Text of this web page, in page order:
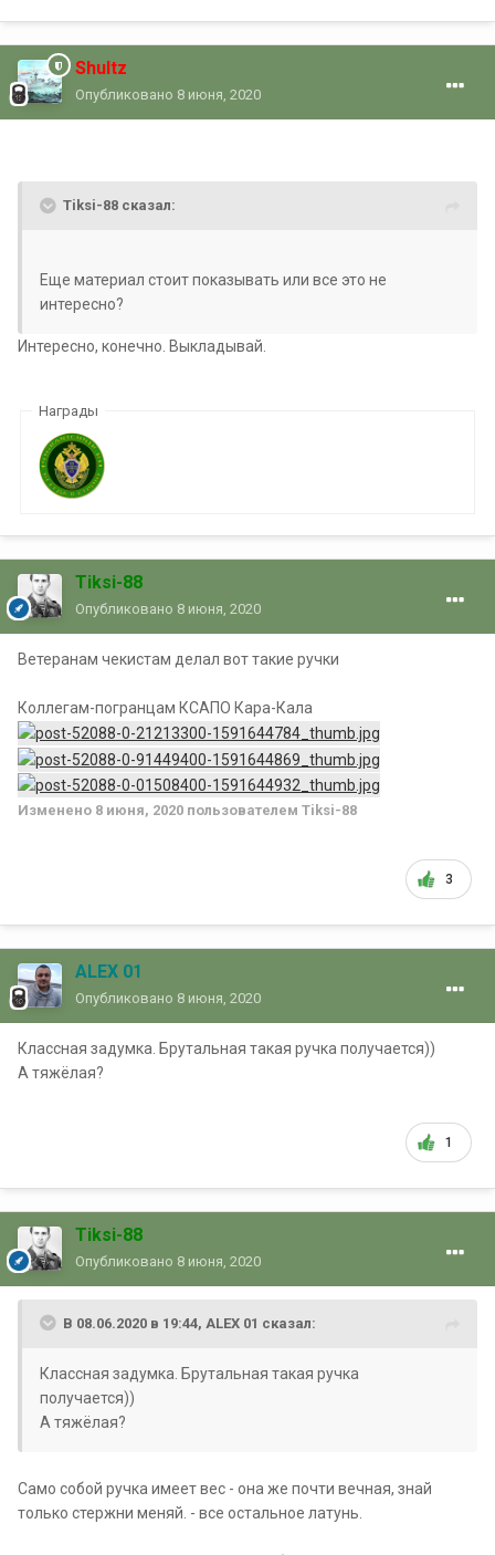
Shultz
Опубликовано 8 июня, 2020
Tiksi-88 сказал:
Еще материал стоит показывать или все это не
интересно?
Интересно, конечно. Выкладывай.
Награды
Tiksi-88
Опубликовано 8 июня, 2020
Ветеранам чекистам делал вот такие ручки
Коллегам-погранцам КСАПО Кара-Кала
Изменено 8 июня, 2020 пользователем Tiksi-88
3
ALEX 01
Опубликовано 8 июня, 2020
Классная задумка. Брутальная такая ручка получается))
А тяжёлая?
1
Tiksi-88
Опубликовано 8 июня, 2020
В 08.06.2020 в 19:44, ALEX 01 сказал:
Классная задумка. Брутальная такая ручка
получается))
А тяжёлая?
Само собой ручка имеет вес - она же почти вечная, знай
только стержни меняй. - все остальное латунь.